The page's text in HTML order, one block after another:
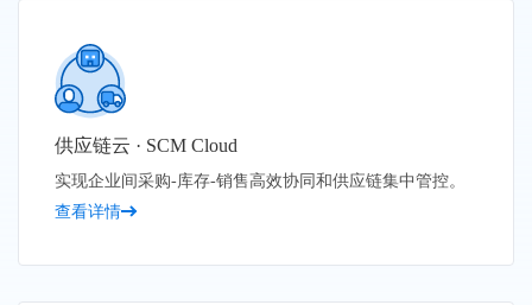
供应链云 · SCM Cloud
实现企业间采购-库存-销售高效协同和供应链集中管控。
查看详情